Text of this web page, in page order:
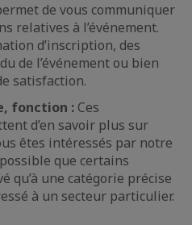
de vous communiquer
relatives à l’événement.
d’inscription, des
de l’événement ou bien
satisfaction.
fonction : Ces
d’en savoir plus sur
êtes intéressés par notre
que certains
qu’à une catégorie précise
à un secteur particulier.